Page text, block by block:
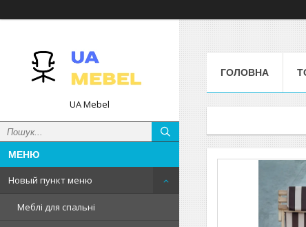
UA Mebel
Новый пункт меню
Меблі для спальні
ГОЛОВНА